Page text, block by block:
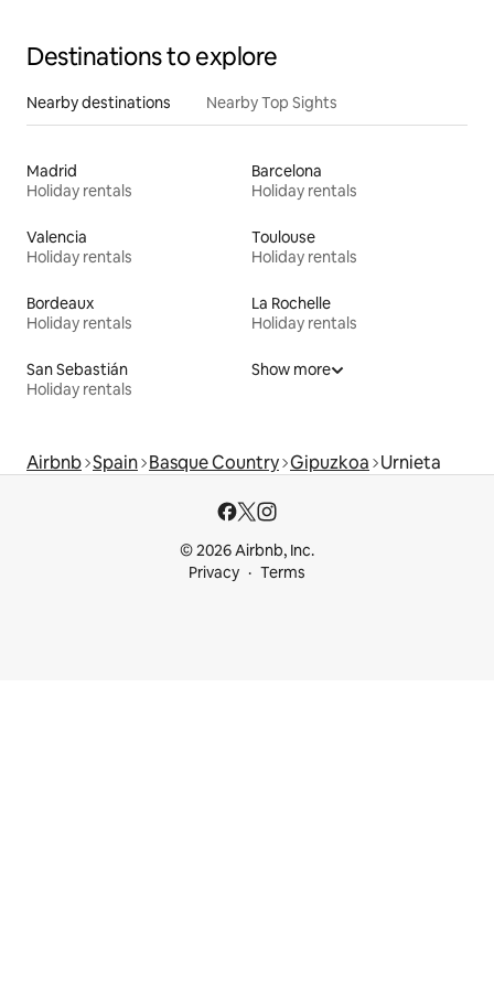
Destinations to explore
Nearby destinations Nearby Top Sights
Madrid
Holiday rentals
Barcelona
Holiday rentals
Valencia
Holiday rentals
Toulouse
Holiday rentals
Bordeaux
Holiday rentals
La Rochelle
Holiday rentals
San Sebastián
Holiday rentals
Show more
Airbnb Spain Basque Country Gipuzkoa Urnieta
© 2026 Airbnb, Inc.
Privacy
Terms